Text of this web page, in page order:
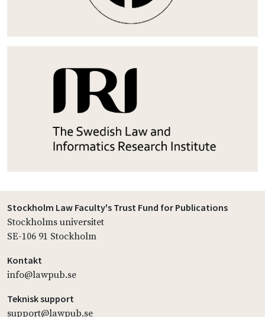
Stockholm Law Faculty's Trust Fund for Publications
Stockholms universitet
SE-106 91 Stockholm
Kontakt
info@lawpub.se
Teknisk support
support@lawpub.se